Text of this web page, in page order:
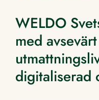
WELDO
med
digitaliserad